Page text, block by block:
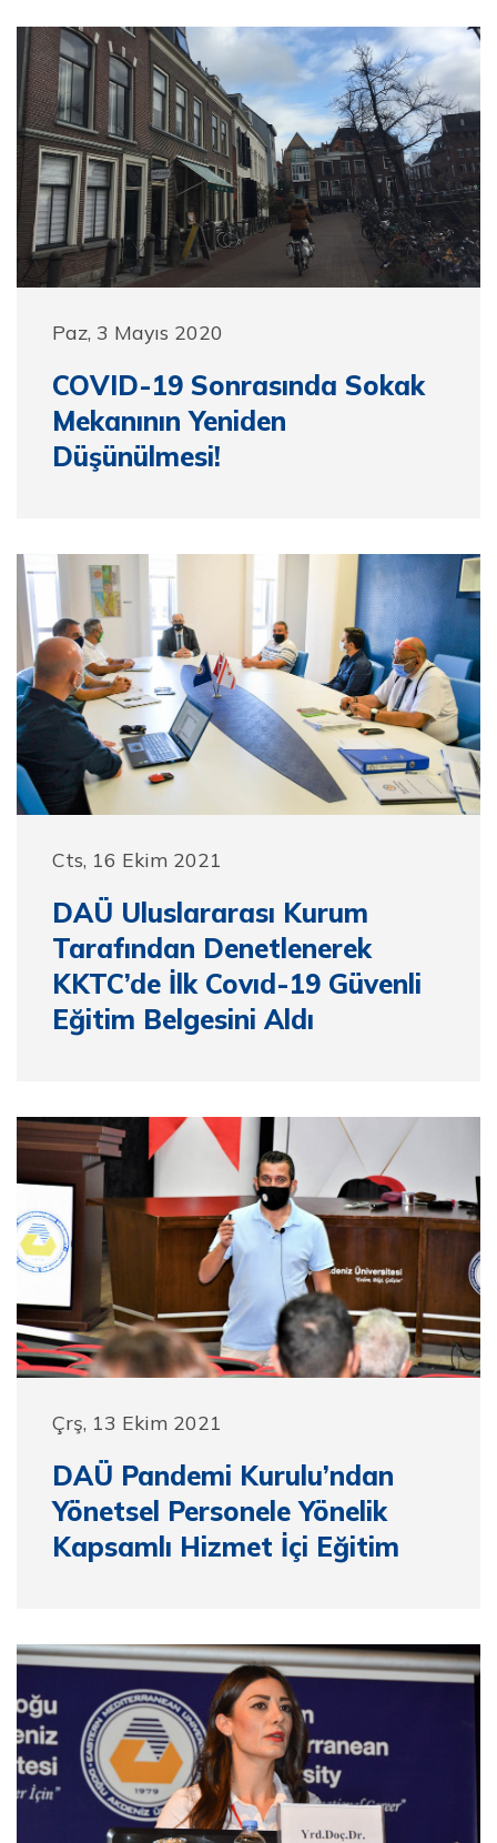
Paz, 3 Mayıs 2020
COVID-19 Sonrasında Sokak
Mekanının Yeniden
Düşünülmesi!
Cts, 16 Ekim 2021
DAÜ Uluslararası Kurum
Tarafından Denetlenerek
KKTC’de İlk Covıd-19 Güvenli
Eğitim Belgesini Aldı
Çrş, 13 Ekim 2021
DAÜ Pandemi Kurulu’ndan
Yönetsel Personele Yönelik
Kapsamlı Hizmet İçi Eğitim